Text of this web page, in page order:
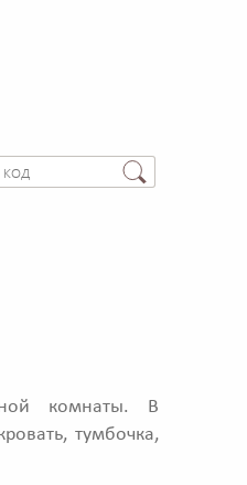
комнаты. В
тумбочка,